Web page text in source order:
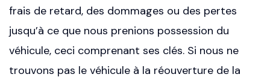
frais de retard, des dommages ou des pertes
jusqu’à ce que nous prenions possession du
véhicule, ceci comprenant ses clés. Si nous ne
trouvons pas le véhicule à la réouverture de la